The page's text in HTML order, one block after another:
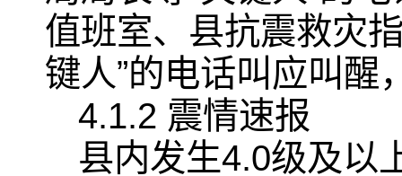
值班室、县抗震救灾
键人”的电话叫应叫醒
4.1.2 震情速报
县内发生4.0级及以